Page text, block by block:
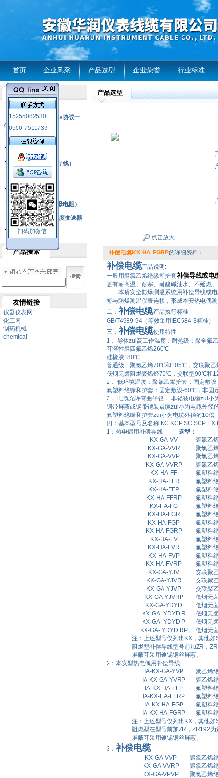
首页 企业风采 产品选型 企业荣誉 行业标准
15255082530
0550-7511739
扫码加微信
产品列表
风电温度传感器
RS485通讯modbus协议一
体化现场智能仪表
热电偶
热电偶补偿电缆（导线）
振动传感器
热电阻
铂热电阻元件（云母电阻）
SBW系列一体化温度变送器
双金属温度计
产品搜索
友情链接
仪器仪表网
化工网
制药机械
chemical
产品选型
点击放大
补偿电缆KX-HA-FGRP的详细资料：
补偿电缆产品说明:
一般用聚氯乙烯绝缘和护套补偿导线或电
更有耐高温、耐寒、耐酸碱油水、不延燃
本质安全防爆测温系统用补偿导线或电
短与防爆测温仪表连接，形成本安热电偶
二： 补偿电缆产品执行标准
GB/T4989-94（等效采用IEC584-3标准）
三： 补偿电缆使用特性
1． 导体zui高工作温度：耐热级：聚全氟
可溶性聚四氟乙烯260℃
硅橡胶180℃
普通级：聚氯乙烯70℃和105℃，交联聚
低烟无卤阻燃聚烯烃70℃，交联型90℃和
2． 低环境温度： 聚氯乙烯护套：固定敷
氟塑料绝缘和护套：固定敷设-60℃，非固
3．
电缆允许弯曲半径： 非铠装电缆zui小
铜带屏蔽或钢带铠装点缆zui小为电缆外径
氟塑料绝缘和护套zui小为电缆外径的10倍
四：基本型号及名称 KC KCP SC SCP EX
1：热电偶用补偿导线 选型：
KX-GA-VV
聚氯乙
KX-GA-VVR
聚氯乙
KX-GA-VVP
聚氯乙
KX-GA-VVRP
聚氯乙
KX-HA-FF
氟塑料
KX-HA-FFR
氟塑料
KX-HA-FFP
氟塑料
KX-HA-FFRP
氟塑料
KX-HA-FG
氟塑料
KX-HA-FGR
氟塑料
KX-HA-FGP
氟塑料
KX-HA-FGRP
氟塑料
KX-HA-FV
氟塑料
KX-HA-FVR
氟塑料
KX-HA-FVP
氟塑料
KX-HA-FVRP
氟塑料
KX-GA-YJV
交联聚
KX-GA-YJVR
交联聚
KX-GA-YJVP
交联聚
KX-GA-YJVRP
低烟无
KX-GA-YDYD
低烟无
KX-GA- YDYD R
低烟无
KX-GA- YDYD P
低烟无
KX-GA- YDYD RP
低烟无
注：上述型号仅列出 KX ，其他如
阻燃型补偿导线型号前加ZR ，
屏蔽可采用镀锡铜丝屏蔽。
2：本安型热电偶用补偿导线
IA-KX-GA-YVP
聚乙烯
IA-KX-GA-YVRP
聚乙烯
IA-KX-HA-FFP
氟塑料
IA-KX-HA-FFRP
氟塑料
IA-KX-HA-FGP
氟塑料
IA-KX-HA-FGRP
氟塑料
注：上述型号仅列出 KX ，其他如
阻燃型在型号前加ZR ， ZR192为
屏蔽可采用镀锡铜丝屏蔽。
3： 补偿电缆
KX-GA-VVP
聚氯乙烯
KX-GA-VVRP
聚氯乙烯
KX-GA-VPVP
聚氯乙烯